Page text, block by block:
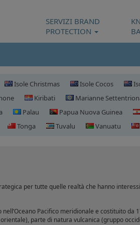
SERVIZI BRAND
PROTECTION
Isole Christmas Isole Cocos
Kiribati Marianne
Palau Papua Nuova Guinea
Tonga
Tuvalu Vanuatu
per tutte quelle realtà che hanno
Pacifico meridionale e costituito da
parte di natura vulcanica (gruppo